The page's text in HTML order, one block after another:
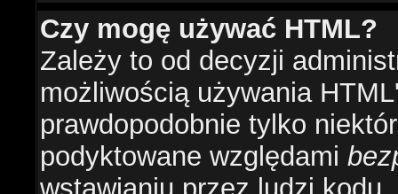
Czy mogę używać HTML?
Zależy to od decyzji
możliwością używania
prawdopodobnie tylko
podyktowane względami